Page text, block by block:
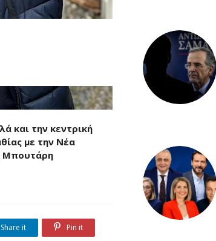
και την κεντρική
με την Νέα
Μπουτάρη
Share it Pin it